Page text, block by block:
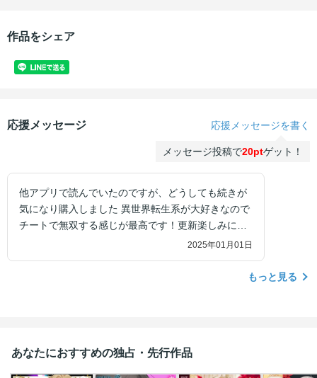
作品をシェア
応援メッセージ 応援メッセージを書く
メッセージ投稿で20ptゲット！
他アプリで読んでいたのですが、どうしても続きが
気になり購入しました 異世界転生系が大好きなので
チートで無双する感じが最高です！更新楽しみにし
2025年01月01日
もっと見る
あなたにおすすめの独占・先行作品